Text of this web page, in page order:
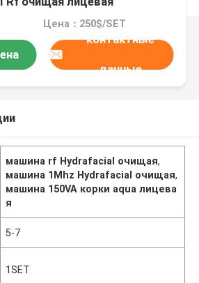
Цена：250$/SET
контактные
данные
машина rf Hydrafacial очищая,
машина 1Mhz Hydrafacial очищая,
машина 150VA корки aqua лицева
я
5-7
1SET